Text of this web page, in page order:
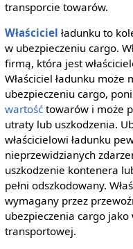
transporcie towarów.
Właściciel ładunku to
w ubezpieczeniu cargo.
firmą, która jest
Właściciel ładunku
ubezpieczeniu cargo,
wartośćtowarów i może
utraty lub uszkodzenia.
właścicielowi ładunku
nieprzewidzianych
uszkodzenie kontenera
pełni odszkodowany.
wymagany przez
ubezpieczenia cargo
transportowej.